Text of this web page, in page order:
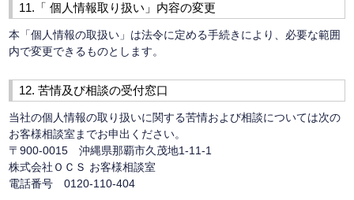
11.「 個人情報取り扱い」内容の変更
本「個人情報の取扱い」は法令に定める手続きにより、必要な範囲
内で変更できるものとします。
12. 苦情及び相談の受付窓口
当社の個人情報の取り扱いに関する苦情および相談については次の
お客様相談室までお申出ください。
〒900-0015 沖縄県那覇市久茂地1-11-1
株式会社ＯＣＳ お客様相談室
電話番号 0120-110-404